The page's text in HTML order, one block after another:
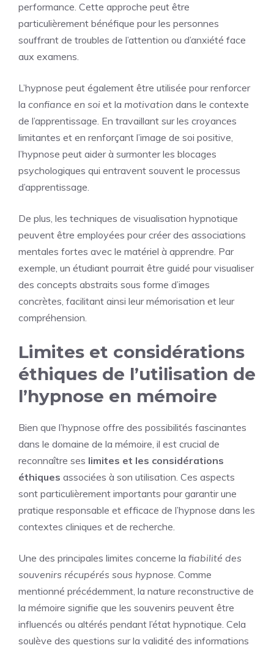
performance. Cette approche peut être
particulièrement bénéfique pour les personnes
souffrant de troubles de l’attention ou d’anxiété face
aux examens.
L’hypnose peut également être utilisée pour renforcer
la confiance en soi et la motivation dans le contexte
de l’apprentissage. En travaillant sur les croyances
limitantes et en renforçant l’image de soi positive,
l’hypnose peut aider à surmonter les blocages
psychologiques qui entravent souvent le processus
d’apprentissage.
De plus, les techniques de visualisation hypnotique
peuvent être employées pour créer des associations
mentales fortes avec le matériel à apprendre. Par
exemple, un étudiant pourrait être guidé pour visualiser
des concepts abstraits sous forme d’images
concrètes, facilitant ainsi leur mémorisation et leur
compréhension.
Limites et considérations
éthiques de l’utilisation de
l’hypnose en mémoire
Bien que l’hypnose offre des possibilités fascinantes
dans le domaine de la mémoire, il est crucial de
reconnaître ses limites et les considérations
éthiques associées à son utilisation. Ces aspects
sont particulièrement importants pour garantir une
pratique responsable et efficace de l’hypnose dans les
contextes cliniques et de recherche.
Une des principales limites concerne la fiabilité des
souvenirs récupérés sous hypnose. Comme
mentionné précédemment, la nature reconstructive de
la mémoire signifie que les souvenirs peuvent être
influencés ou altérés pendant l’état hypnotique. Cela
soulève des questions sur la validité des informations